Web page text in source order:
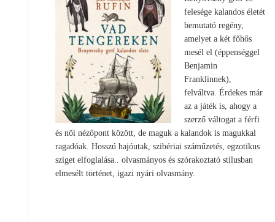
felesége kalandos életét
bemutató regény,
amelyet a két főhős
mesél el (éppenséggel
Benjamin
Franklinnek),
felváltva. Érdekes már
az a játék is, ahogy a
szerző váltogat a férfi
és női nézőpont között, de maguk a kalandok is magukkal
ragadóak. Hosszú hajóutak, szibériai száműzetés, egzotikus
sziget elfoglalása.. olvasmányos és szórakoztató stílusban
elmesélt történet, igazi nyári olvasmány.